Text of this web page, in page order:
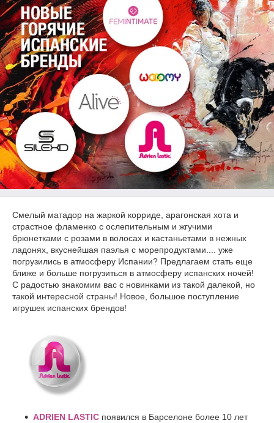
Смелый матадор на жаркой корриде, арагонская хота и
страстное фламенко с ослепительным и жгучими
брюнетками с розами в волосах и кастаньетами в нежных
ладонях, вкуснейшая паэлья с морепродуктами.... уже
погрузились в атмосферу Испании? Предлагаем стать еще
ближе и больше погрузиться в атмосферу испанских ночей!
С радостью знакомим вас с новинками из такой далекой, но
такой интересной страны! Новое, большое поступление
игрушек испанских брендов!
ADRIEN LASTIC появился в Барселоне более 10 лет